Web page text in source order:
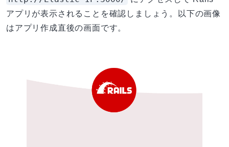
アプリが表示されることを確認しましょう。以下の画像
はアプリ作成直後の画面です。